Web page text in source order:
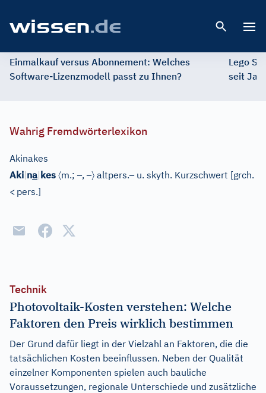
Einmalkauf versus Abonnement: Welches
Software-Lizenzmodell passt zu Ihnen?
Lego
seit
Wahrig Fremdwörterlexikon
Akinakes
Aki|na|kes 〈m.;–,–〉 altpers.–u. skyth. Kurzschwert [grch.
< pers.]
Technik
Photovoltaik-Kosten verstehen: Welche
Faktoren den Preis wirklich bestimmen
Der Grund dafür liegt in der Vielzahl an Faktoren, die die
tatsächlichen Kosten beeinflussen. Neben der Qualität
einzelner Komponenten spielen auch bauliche
Voraussetzungen, regionale Unterschiede und zusätzliche